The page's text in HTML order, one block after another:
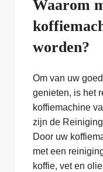
Waarom
worden?
Om van uw
genieten, is het
koffiemachine
zijn de
Door uw
met een
koffie, vet en